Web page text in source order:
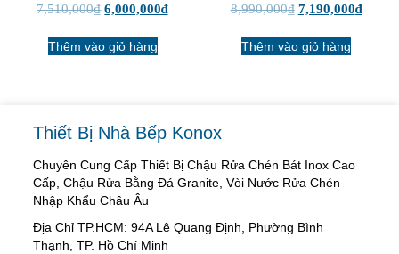
7,510,000₫ 6,000,000₫
Thêm vào giỏ hàng
8,990,000₫ 7,190,000₫
Thêm vào giỏ hàng
Thiết Bị Nhà Bếp Konox
Chuyên Cung Cấp Thiết Bị Chậu Rửa Chén Bát Inox Cao
Cấp, Chậu Rửa Bằng Đá Granite, Vòi Nước Rửa Chén
Nhập Khẩu Châu Âu
Địa Chỉ TP.HCM: 94A Lê Quang Định, Phường Bình
Thạnh, TP. Hồ Chí Minh